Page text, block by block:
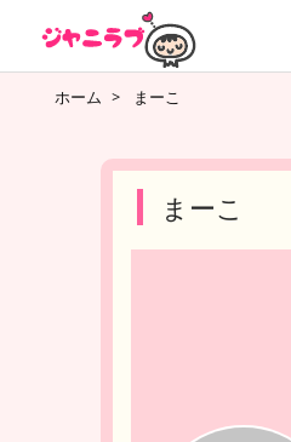
ホーム > まーこ
まーこ